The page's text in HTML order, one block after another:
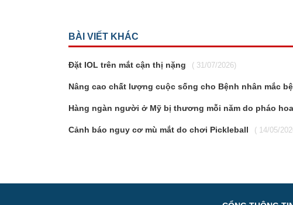
BÀI VIẾT KHÁC
Đặt IOL trên mắt cận thị nặng ( 31/07/2026)
Nâng cao chất lượng cuộc sống cho Bệnh nhân mắc
Hàng ngàn người ở Mỹ bị thương mỗi năm do pháo
Cảnh báo nguy cơ mù mắt do chơi Pickleball ( 14/05/